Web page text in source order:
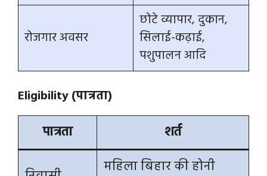
रोजगार अवसर
छोटे व्यापार, दुकान,
सिलाई-कढ़ाई,
पशुपालन आदि
Eligibility (पात्रता)
पात्रता शर्त
महिला बिहार की होनी